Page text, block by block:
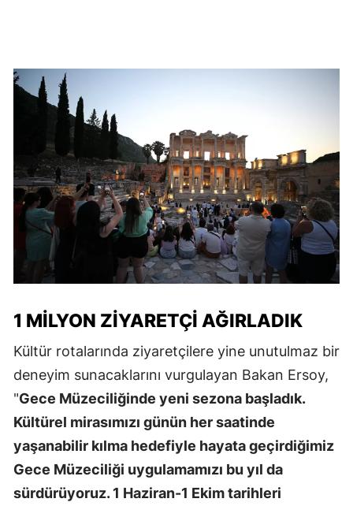
1 MILYON ZIYARETÇI AĞIRLADIK
Kültür rotalarında ziyaretçilere yine unutulmaz bir
deneyim sunacaklarını vurgulayan Bakan Ersoy,
"Gece Müzeciliğinde yeni sezona başladık.
Kültürel mirasımızı günün her saatinde
yaşanabilir kılma hedefiyle hayata geçirdiğimiz
Gece Müzeciliği uygulamamızı bu yıl da
sürdürüyoruz. 1 Haziran-1 Ekim tarihleri